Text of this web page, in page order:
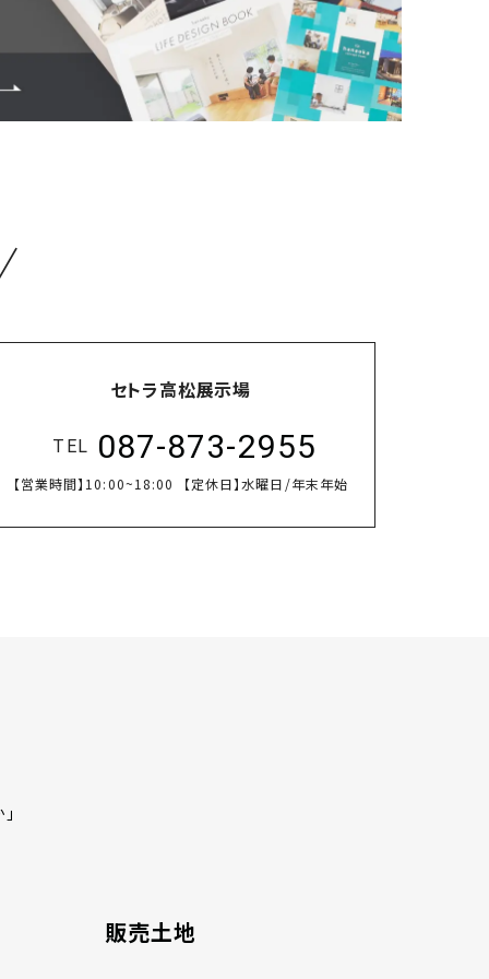
セトラ高松展示場
TEL 087-873-2955
【営業時間】 10:00~18:00 【定休日】水曜日/年末年始
販売土地